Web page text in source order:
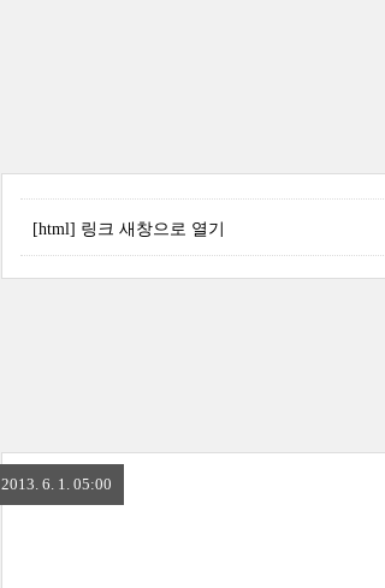
[html] 링크 새창으로 열기
2013. 6. 1. 05:00